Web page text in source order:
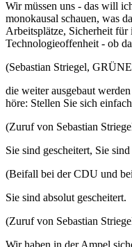
Wir müssen uns - das will
monokausal schauen, was
Arbeitsplätze, Sicherheit für
Technologieoffenheit - ob
(Sebastian Striegel,
die weiter ausgebaut
höre: Stellen Sie sich
(Zuruf von Sebastian
Sie sind gescheitert, Sie
(Beifall bei der CDU und
Sie sind absolut gescheitert.
(Zuruf von Sebastian
Wir haben in der Ampel